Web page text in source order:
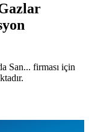
San... firması için